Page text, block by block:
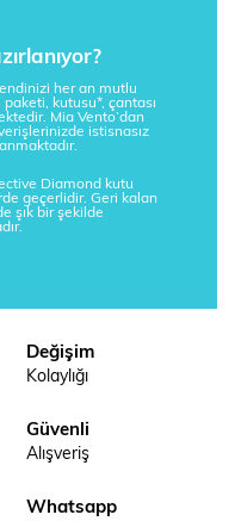
her an mutlu
kutusu*, çantası
Mia Vento’dan
istisnasız
Diamond kutu
geçerlidir. Geri kalan
şık bir şekilde
Değişim
Kolaylığı
Güvenli
Alışveriş
Whatsapp